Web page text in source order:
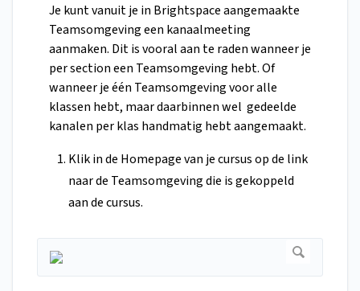
Je kunt vanuit je in Brightspace aangemaakte
Teamsomgeving een kanaalmeeting
aanmaken. Dit is vooral aan te raden wanneer je
per section een Teamsomgeving hebt. Of
wanneer je één Teamsomgeving voor alle
klassen hebt, maar daarbinnen wel gedeelde
kanalen per klas handmatig hebt aangemaakt.
Klik in de Homepage van je cursus op de link
naar de Teamsomgeving die is gekoppeld
aan de cursus.